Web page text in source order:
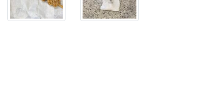
ク
コ